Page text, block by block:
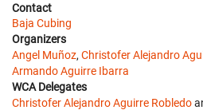
Contact
Baja Cubing
Organizers
Angel Muñoz, Christofer Alejandro
Armando Aguirre Ibarra
WCA Delegates
Christofer Alejandro Aguirre Robledo